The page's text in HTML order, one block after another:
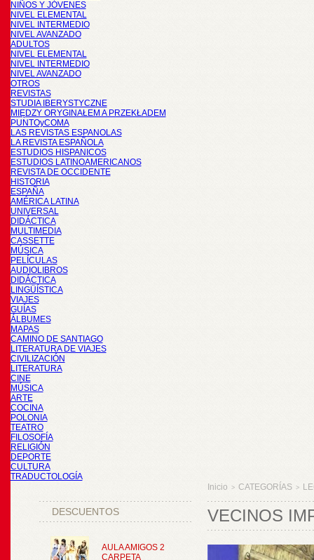
NIÑOS Y JÓVENES
NIVEL ELEMENTAL
NIVEL INTERMEDIO
NIVEL AVANZADO
ADULTOS
NIVEL ELEMENTAL
NIVEL INTERMEDIO
NIVEL AVANZADO
OTROS
REVISTAS
STUDIA IBERYSTYCZNE
MIĘDZY ORYGINAŁEM A PRZEKŁADEM
PUNTOyCOMA
LAS REVISTAS ESPANOLAS
LA REVISTA ESPAÑOLA
ESTUDIOS HISPANICOS
ESTUDIOS LATINOAMERICANOS
REVISTA DE OCCIDENTE
HISTORIA
ESPAÑA
AMÉRICA LATINA
UNIVERSAL
DIDÁCTICA
MULTIMEDIA
CASSETTE
MÚSICA
PELÍCULAS
AUDIOLIBROS
DIDÁCTICA
LINGÜÍSTICA
VIAJES
GUÍAS
ÁLBUMES
MAPAS
CAMINO DE SANTIAGO
LITERATURA DE VIAJES
CIVILIZACIÓN
LITERATURA
CINE
MÚSICA
ARTE
COCINA
POLONIA
TEATRO
FILOSOFÍA
RELIGIÓN
DEPORTE
CULTURA
TRADUCTOLOGÍA
DESCUENTOS
AULA AMIGOS 2
CARPETA
Inicio > CATEGORÍAS >
VECINOS